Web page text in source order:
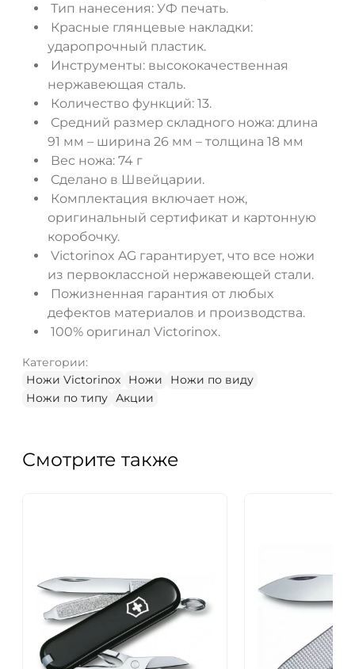
Тип нанесения: УФ печать.
Красные глянцевые накладки:
ударопрочный пластик.
Инструменты: высококачественная
нержавеющая сталь.
Количество функций: 13.
Средний размер складного ножа: длина
91 мм – ширина 26 мм – толщина 18 мм
Вес ножа: 74 г
Сделано в Швейцарии.
Комплектация включает нож,
оригинальный сертификат и картонную
коробочку.
Victorinox AG гарантирует, что все ножи
из первоклассной нержавеющей стали.
Пожизненная гарантия от любых
дефектов материалов и производства.
100% оригинал Victorinox.
Категории:
Ножи Victorinox
Ножи
Ножи по виду
Ножи по типу Акции
Смотрите также